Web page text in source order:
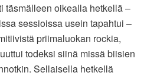
täsmälleen oikealla hetkellä –
sessioissa usein tapahtui –
priimaluokan rockia,
todeksi siinä missä biisien
Sellaisella hetkellä